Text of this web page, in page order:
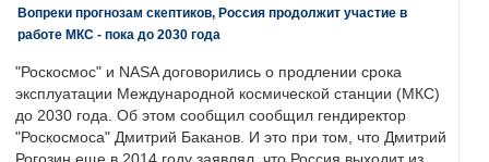
Вопреки прогнозам скептиков, Россия продолжит участие в
работе МКС - пока до 2030 года
"Роскосмос" и NASA договорились о продлении срока
эксплуатации Международной космической станции (МКС)
до 2030 года. Об этом сообщил сообщил гендиректор
"Роскосмоса" Дмитрий Баканов. И это при том, что Дмитрий